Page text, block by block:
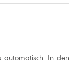
automatisch. In den